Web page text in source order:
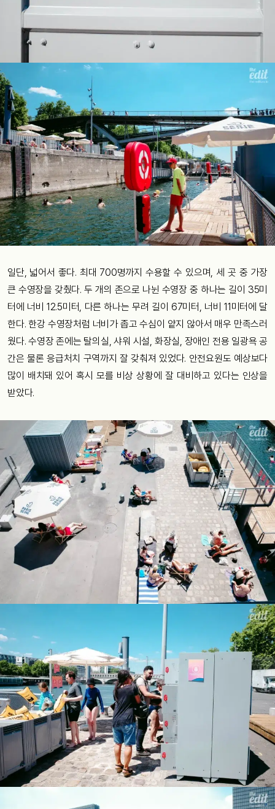
일단, 넓어서 좋다. 최대 700명까지 수용할 수 있으며, 세 곳 중 가장
큰 수영장을 갖췄다. 두 개의 존으로 나뉜 수영장 중 하나는 길이 35미
터에 너비 12.5미터, 다른 하나는 무려 길이 67미터, 너비 11미터에 달
한다. 한강 수영장처럼 너비가 좁고 수심이 얕지 않아서 매우 만족스러
웠다. 수영장 존에는 탈의실, 샤워 시설, 화장실, 장애인 전용 일광욕 공
간은 물론 응급처치 구역까지 잘 갖춰져 있었다. 안전요원도 예상보다
많이 배치돼 있어 혹시 모를 비상 상황에 잘 대비하고 있다는 인상을
받았다.